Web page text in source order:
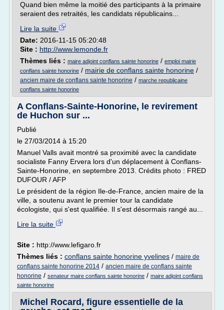
Quand bien même la moitié des participants à la primaire
seraient des retraités, les candidats républicains...
Lire la suite
Date: 2016-11-15 05:20:48
Site : http://www.lemonde.fr
Thèmes liés : maire adjoint conflans sainte honorine / emploi mairie
conflans sainte honorine / mairie de conflans sainte honorine /
ancien maire de conflans sainte honorine / marche republicaine
conflans sainte honorine
A Conflans-Sainte-Honorine, le revirement
de Huchon sur ...
Publié
le 27/03/2014 à 15:20
Manuel Valls avait montré sa proximité avec la candidate
socialiste Fanny Ervera lors d'un déplacement à Conflans-
Sainte-Honorine, en septembre 2013. Crédits photo : FRED
DUFOUR / AFP
Le président de la région Ile-de-France, ancien maire de la
ville, a soutenu avant le premier tour la candidate
écologiste, qui s'est qualifiée. Il s'est désormais rangé au...
Lire la suite
Site : http://www.lefigaro.fr
Thèmes liés : conflans sainte honorine yvelines / maire de
conflans sainte honorine 2014 / ancien maire de conflans sainte
honorine / senateur maire conflans sainte honorine / maire adjoint conflans
sainte honorine
Michel Rocard, figure essentielle de la